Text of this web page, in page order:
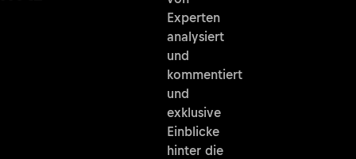
Experten
analysiert
und
kommentiert
und
exklusive
Einblicke
hinter die